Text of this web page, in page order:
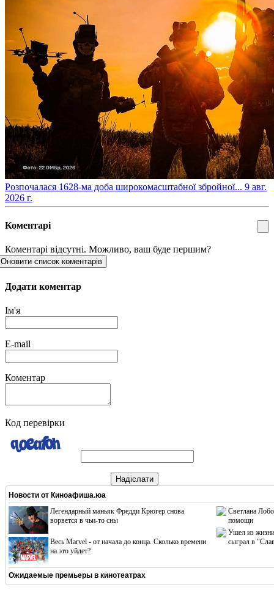
​Розпочалася 1628-ма доба широкомасштабної збройної... 9 авг.
2026 г.
Коментарі
Коментарі відсутні. Можливо, ваш буде першим?
Оновити список коментарів
Додати коментар
Ім'я
E-mail
Коментар
Код перевірки
Надіслати
Новости от Киноафиша.юа
Легендарный маньяк Фредди Крюгер снова
ворвется в чьи-то сны
Весь Marvel - от начала до конца. Сколько времени
на это уйдет?
Светлана
помощи
Ушел из жизни
сыграл в
Ожидаемые премьеры в кинотеатрах